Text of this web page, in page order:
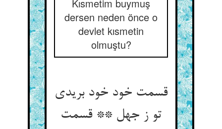
Kısmetim buymuş
dersen neden önce o
devlet kısmetin
olmuştu?
قسمت خود خود بریدی
تو ز جهل ** قسمت